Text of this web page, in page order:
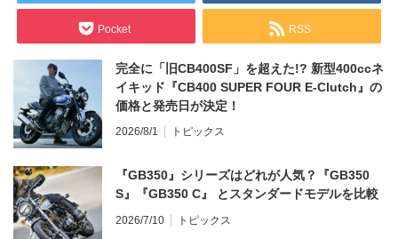
Pocket RSS
完全に「旧CB400SF」を超えた!? 新型400ccネ
イキッド『CB400 SUPER FOUR E-Clutch』の
価格と発売日が決定！
2026/8/1 トピックス
『GB350』シリーズはどれが人気？『GB350
S』『GB350 C』 とスタンダードモデルを比較
2026/7/10 トピックス